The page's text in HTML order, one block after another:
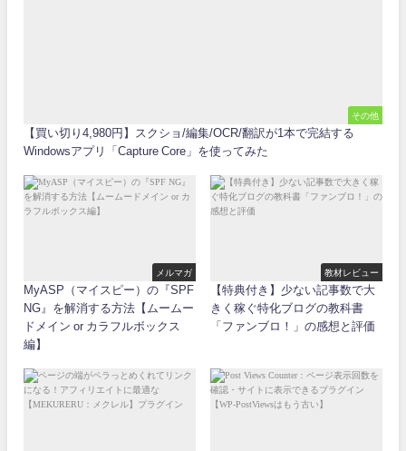
その他
【買い切り4,980円】スクショ/編集/OCR/翻訳が1本で完結する
Windowsアプリ「Capture Core」を使ってみた
メルマガ
MyASP（マイスピー）の『SPF
NG』を解消する方法【ムームー
ドメイン or カラフルボックス
編】
教材レビュー
【特典付き】少ない記事数で大
きく稼ぐ特化ブログの教科書
「ファンブロ！」の感想と評価